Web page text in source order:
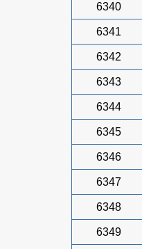
6340
6341
6342
6343
6344
6345
6346
6347
6348
6349